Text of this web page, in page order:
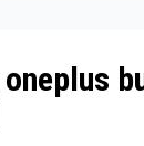
oneplus